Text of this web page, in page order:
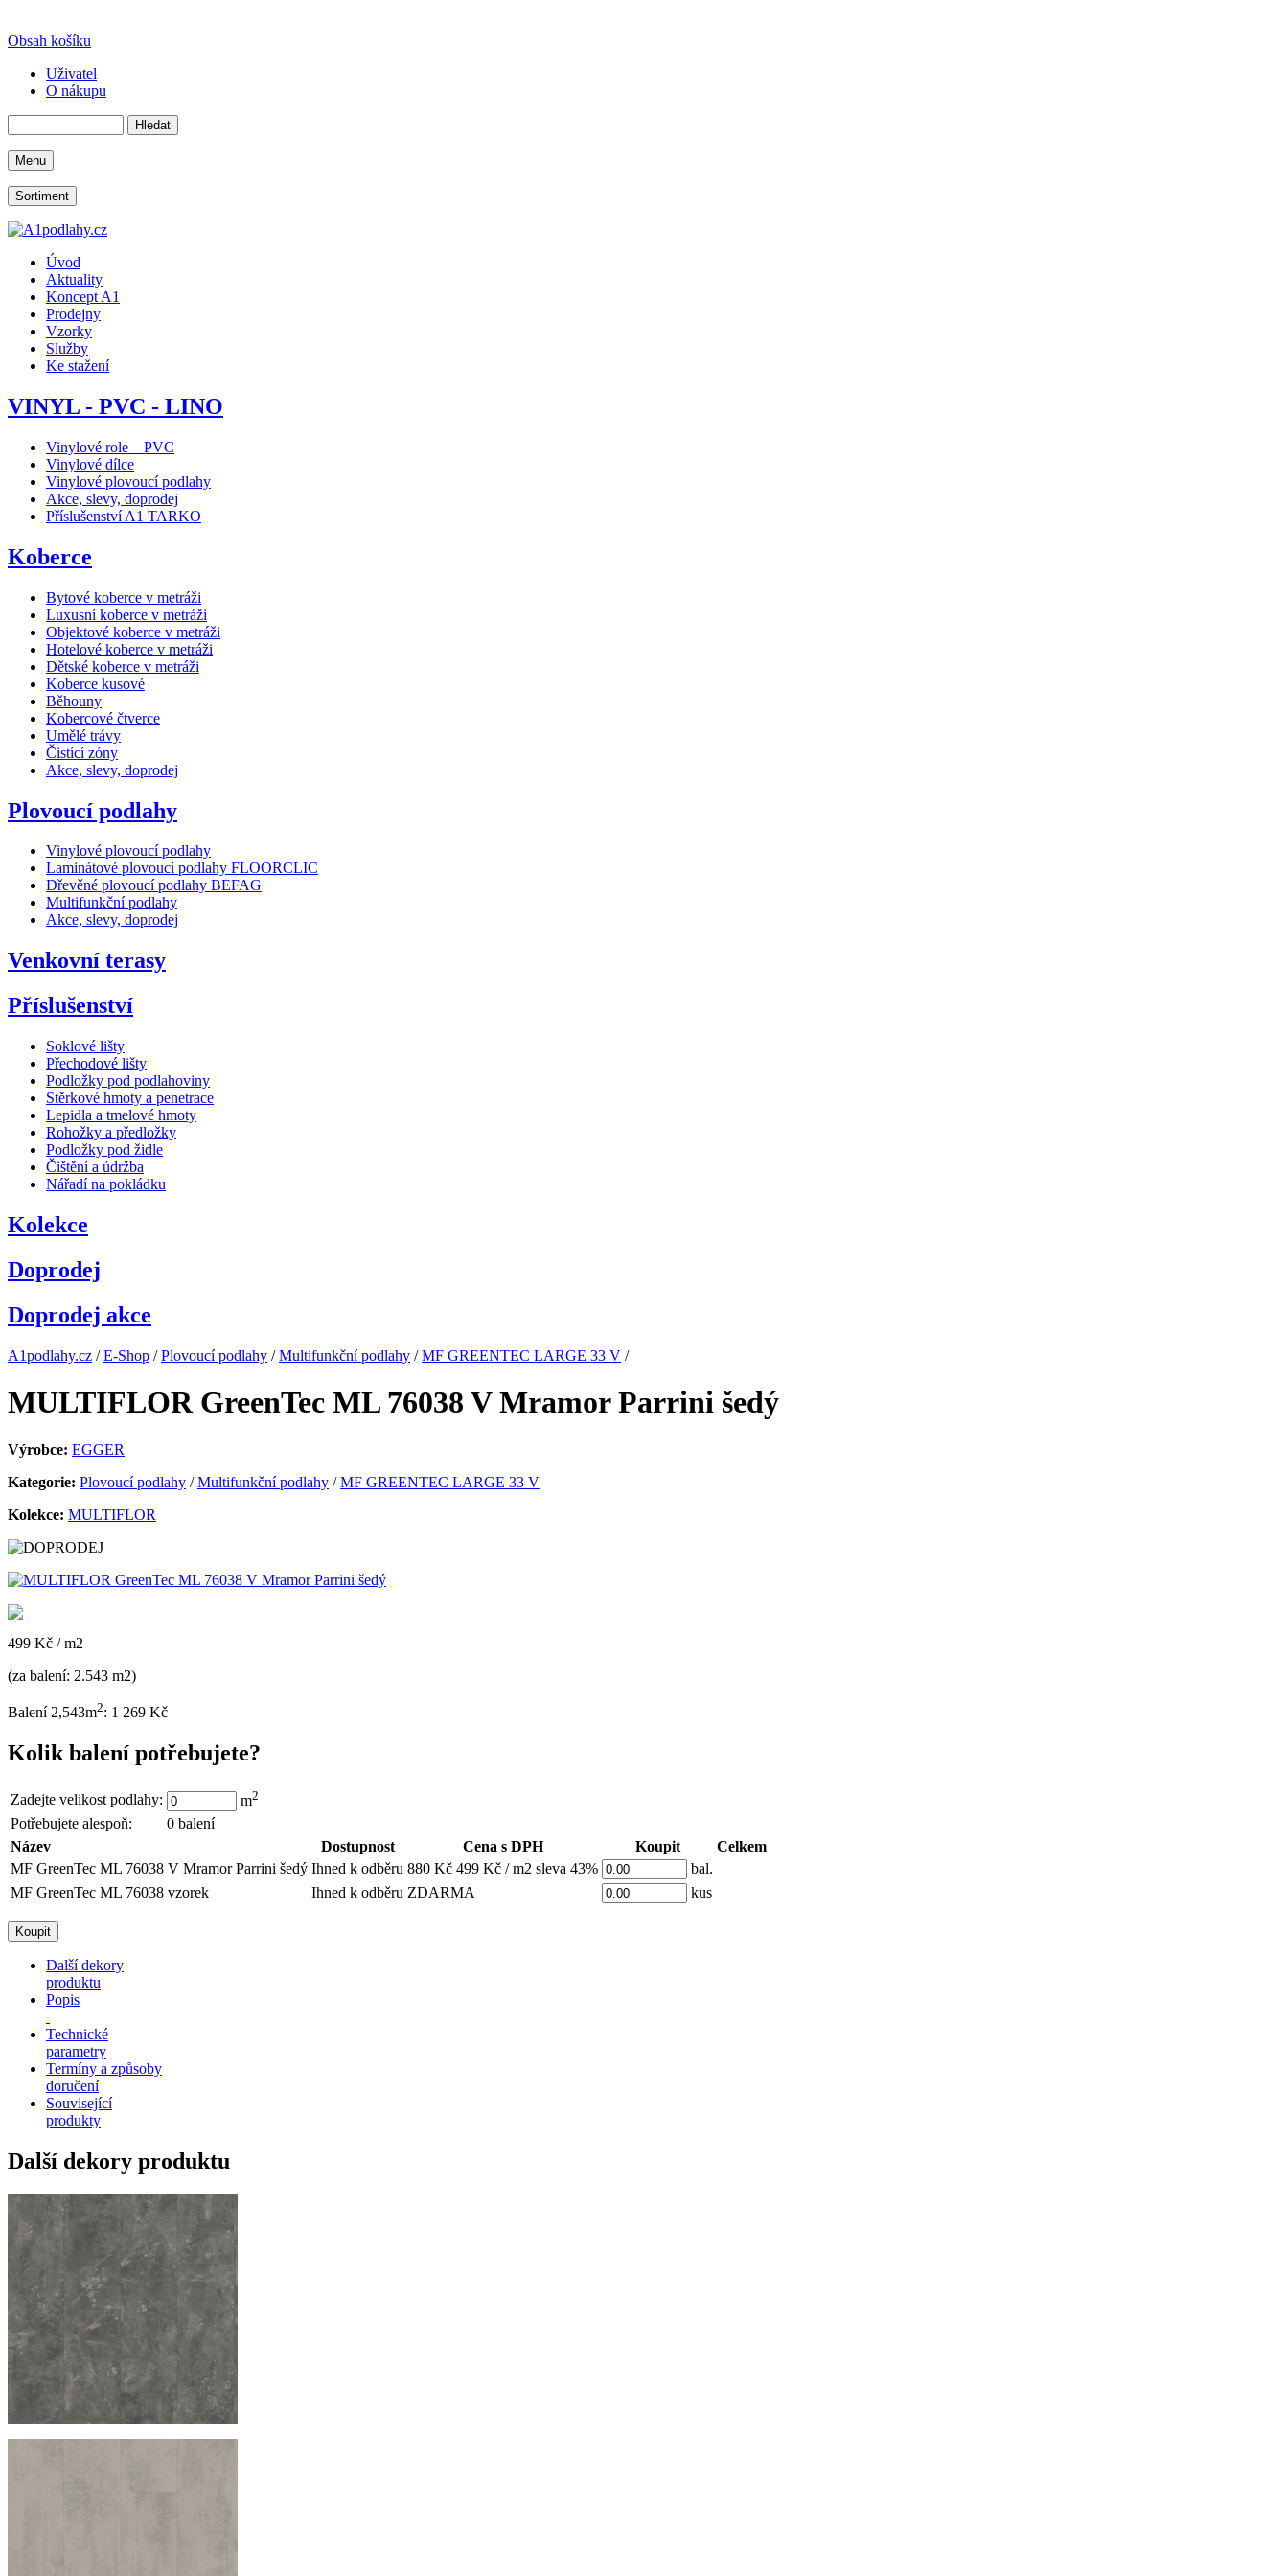
Obsah košíku
Uživatel
O nákupu
Menu
Sortiment
Úvod
Aktuality
Koncept A1
Prodejny
Vzorky
Služby
Ke stažení
VINYL - PVC - LINO
Vinylové role – PVC
Vinylové dílce
Vinylové plovoucí podlahy
Akce, slevy, doprodej
Příslušenství A1 TARKO
Koberce
Bytové koberce v metráži
Luxusní koberce v metráži
Objektové koberce v metráži
Hotelové koberce v metráži
Dětské koberce v metráži
Koberce kusové
Běhouny
Kobercové čtverce
Umělé trávy
Čistící zóny
Akce, slevy, doprodej
Plovoucí podlahy
Vinylové plovoucí podlahy
Laminátové plovoucí podlahy FLOORCLIC
Dřevěné plovoucí podlahy BEFAG
Multifunkční podlahy
Akce, slevy, doprodej
Venkovní terasy
Příslušenství
Soklové lišty
Přechodové lišty
Podložky pod podlahoviny
Stěrkové hmoty a penetrace
Lepidla a tmelové hmoty
Rohožky a předložky
Podložky pod židle
Čištění a údržba
Nářadí na pokládku
Kolekce
Doprodej
Doprodej akce
A1podlahy.cz /E-Shop /Plovoucí podlahy /Multifunkční podlahy /MF GREENTEC LARGE 33 V /
MULTIFLOR GreenTec ML 76038 V Mramor Parrini šedý
Výrobce: EGGER
Kategorie: Plovoucí podlahy /Multifunkční podlahy /MF GREENTEC LARGE 33 V
Kolekce: MULTIFLOR
499 Kč / m2
(za balení: 2.543 m2)
Balení 2,543m2: 1 269 Kč
Kolik balení potřebujete?
Zadejte velikost podlahy: m2
Potřebujete alespoň: 0 balení
Název
Dostupnost Cena s DPH Koupit
Celkem
MF GreenTec ML 76038 V Mramor Parrini šedý Ihned k odběru 880 Kč 499 Kč / m2 sleva 43%
bal.
MF GreenTec ML 76038 vzorek
Ihned k odběru ZDARMA kus
Další dekory
produktu
Popis
Technické
parametry
Termíny a způsoby
doručení
Související
produkty
Další dekory produktu